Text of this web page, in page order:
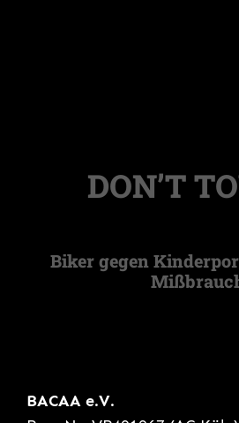
DON’T
Biker gegen
BACAA e.V.